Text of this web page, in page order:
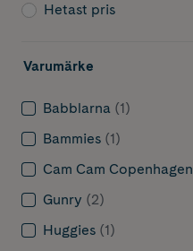
Hetast pris
Varumärke
Babblarna (1)
Bammies (1)
Cam Cam Copenhagen
Gunry (2)
Huggies (1)